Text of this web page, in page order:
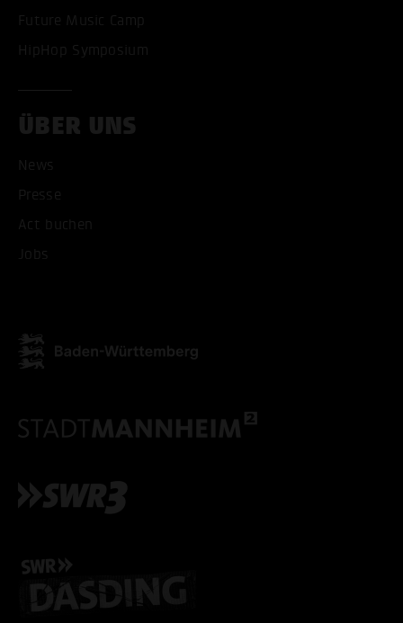
Future Music Camp
HipHop Symposium
ÜBER UNS
News
Presse
Act buchen
Jobs